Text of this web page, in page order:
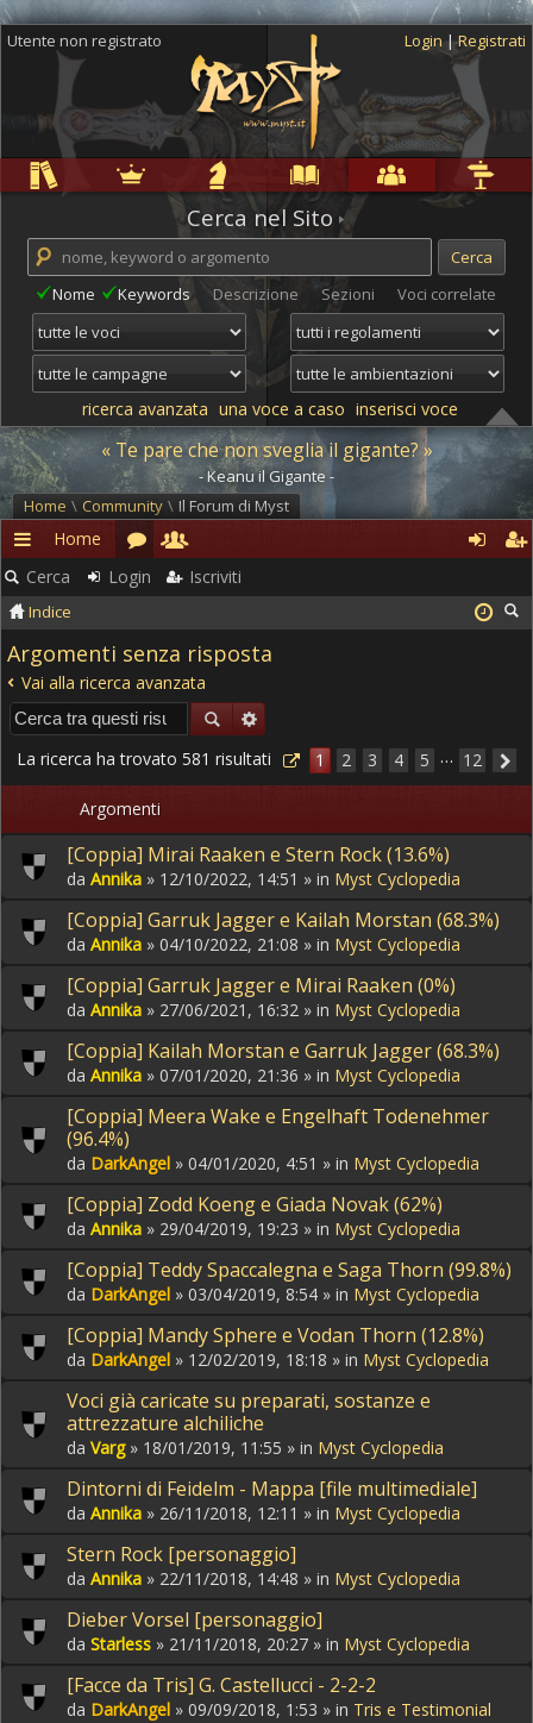
Utente non registrato Login |Registrati
Cerca nel Sito
Nome Keywords Descrizione Sezioni Voci correlate
ricerca avanzata una voce a caso inserisci voce
« Te pare che non sveglia il gigante? »
- Keanu il Gigante -
Home \ Community \ Il Forum di Myst
Rapidi
Home
Cerca
Login Iscriviti
Indice
Argomenti senza risposta
Vai alla ricerca avanzata
La ricerca ha trovato 581 risultati 1 2 3 4 5 … 12
Argomenti
[Coppia] Mirai Raaken e Stern Rock (13.6%)
da Annika » 12/10/2022, 14:51 » in Myst Cyclopedia
[Coppia] Garruk Jagger e Kailah Morstan (68.3%)
da Annika » 04/10/2022, 21:08 » in Myst Cyclopedia
[Coppia] Garruk Jagger e Mirai Raaken (0%)
da Annika » 27/06/2021, 16:32 » in Myst Cyclopedia
[Coppia] Kailah Morstan e Garruk Jagger (68.3%)
da Annika » 07/01/2020, 21:36 » in Myst Cyclopedia
[Coppia] Meera Wake e Engelhaft Todenehmer
(96.4%)
da DarkAngel » 04/01/2020, 4:51 » in Myst Cyclopedia
[Coppia] Zodd Koeng e Giada Novak (62%)
da Annika » 29/04/2019, 19:23 » in Myst Cyclopedia
[Coppia] Teddy Spaccalegna e Saga Thorn (99.8%)
da DarkAngel » 03/04/2019, 8:54 » in Myst Cyclopedia
[Coppia] Mandy Sphere e Vodan Thorn (12.8%)
da DarkAngel » 12/02/2019, 18:18 » in Myst Cyclopedia
Voci già caricate su preparati, sostanze e
attrezzature alchiliche
da Varg» 18/01/2019, 11:55 » in Myst Cyclopedia
Dintorni di Feidelm - Mappa [file multimediale]
da Annika » 26/11/2018, 12:11 » in Myst Cyclopedia
Stern Rock [personaggio]
da Annika » 22/11/2018, 14:48 » in Myst Cyclopedia
Dieber Vorsel [personaggio]
da Starless » 21/11/2018, 20:27 » in Myst Cyclopedia
[Facce da Tris] G. Castellucci - 2-2-2
da DarkAngel » 09/09/2018, 1:53 » in Tris e Testimonial